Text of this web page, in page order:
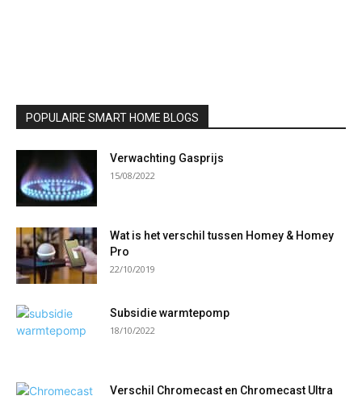
POPULAIRE SMART HOME BLOGS
Verwachting Gasprijs
15/08/2022
Wat is het verschil tussen Homey & Homey
Pro
22/10/2019
Subsidie warmtepomp
18/10/2022
Verschil Chromecast en Chromecast Ultra